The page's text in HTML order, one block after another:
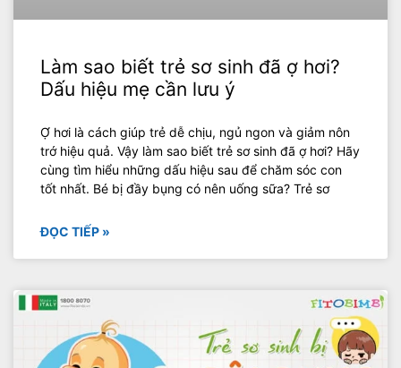
Làm sao biết trẻ sơ sinh đã ợ hơi?
Dấu hiệu mẹ cần lưu ý
Ợ hơi là cách giúp trẻ dễ chịu, ngủ ngon và giảm nôn
trớ hiệu quả. Vậy làm sao biết trẻ sơ sinh đã ợ hơi? Hãy
cùng tìm hiểu những dấu hiệu sau để chăm sóc con
tốt nhất. Bé bị đầy bụng có nên uống sữa? Trẻ sơ
ĐỌC TIẾP »